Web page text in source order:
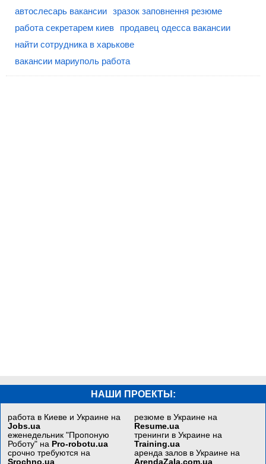
автослесарь вакансии зразок заповнення резюме
работа секретарем киев
продавец одесса вакансии
найти сотрудника в харькове
вакансии мариуполь работа
НАШИ ПРОЕКТЫ:
работа в Киеве и Украине на
Jobs.ua
еженедельник "Пропоную
Роботу" на Pro-robotu.ua
срочно требуются на
Srochno.ua
резюме в Украине на
Resume.ua
тренинги в Украине на
Training.ua
аренда залов в Украине на
ArendaZala.com.ua